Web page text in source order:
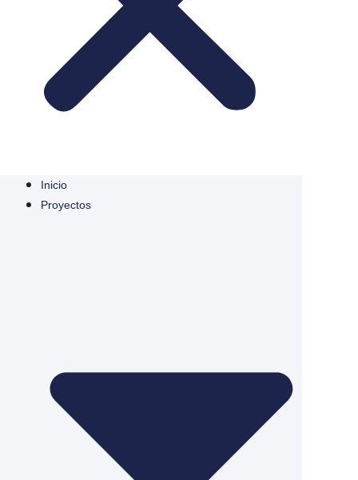
Inicio
Proyectos